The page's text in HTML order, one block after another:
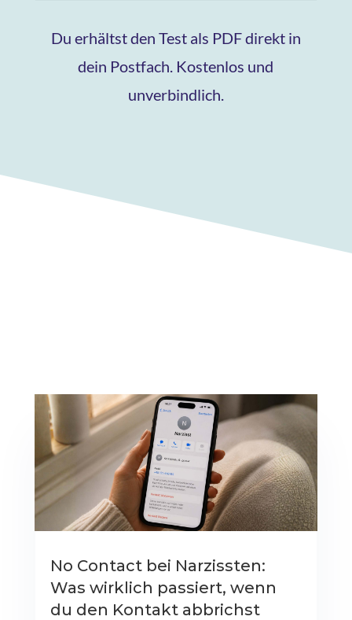
Du erhältst den Test als PDF direkt in
dein Postfach. Kostenlos und
unverbindlich.
No Contact bei Narzissten:
Was wirklich passiert, wenn
du den Kontakt abbrichst